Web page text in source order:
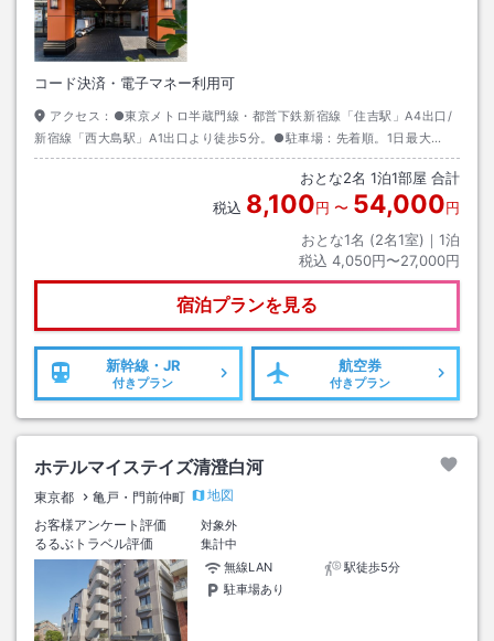
コード決済・電子マネー利用可
アクセス： ●東京メトロ半蔵門線・都営下鉄新宿線「住吉駅」A4出口/
新宿線「西大島駅」A1出口より徒歩5分。●駐車場：先着順。1日最大
1,700円（15時～11時）。その他時間は別途料金が発生。 出庫後の場所の
おとな2名 1泊1部屋 合計
税込 8,100円 〜 54,000円
おとな1名 (2名1室)｜ 1泊
税込 4,050円〜27,000円
宿泊プランを見る
新幹線・JR
付きプラン
航空券
付きプラン
ホテルマイステイズ清澄白河
東京都 亀戸・門前仲町
地図
お客様アンケート評価
対象外
るるぶトラベル評価
集計中
無線LAN
駅徒歩5分
駐車場あり